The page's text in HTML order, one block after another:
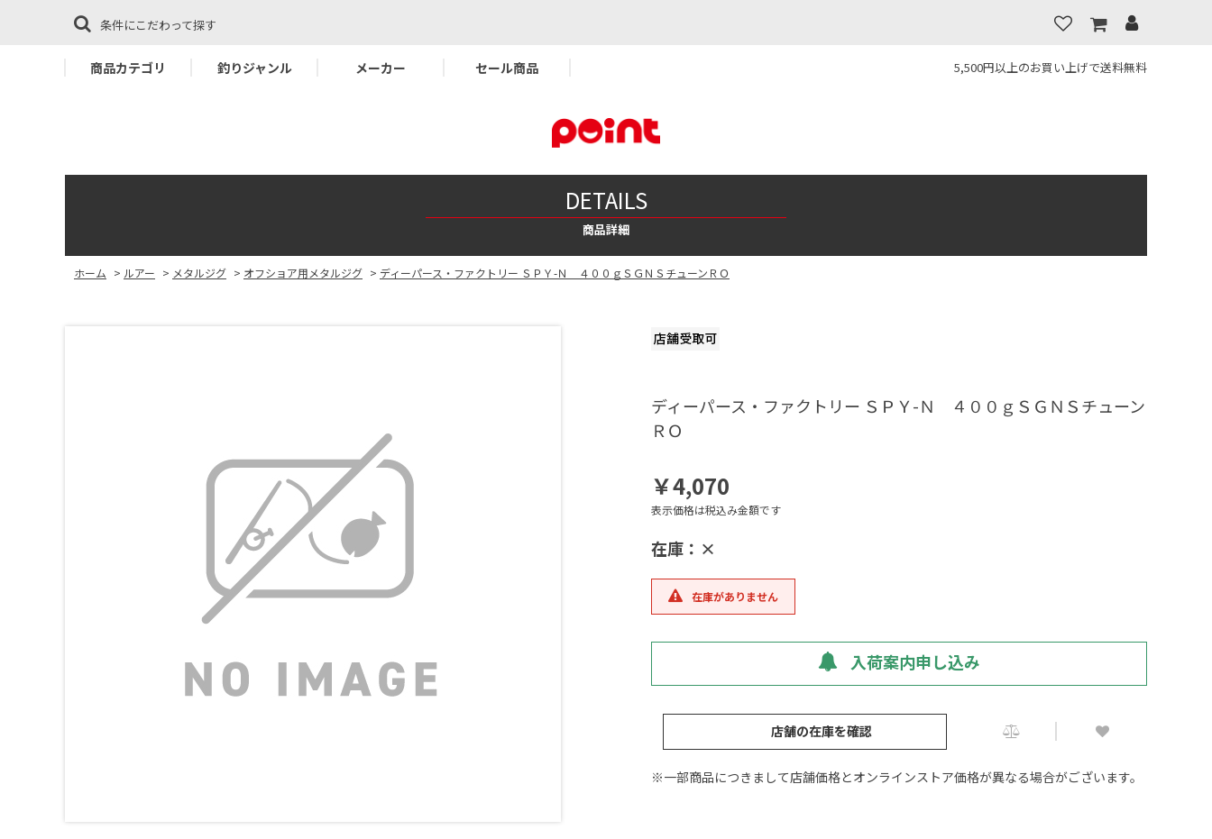
条件にこだわって探す
商品カテゴリ 釣りジャンル メーカー セール商品 5,500円以上のお買い上げで送料無料
DETAILS
商品詳細
ホーム > ルアー > メタルジグ > オフショア用メタルジグ > ディーパース・ファクトリー ＳＰＹ-Ｎ ４００ｇＳＧＮＳチューンＲＯ
ディーパース・ファクトリー ＳＰＹ-Ｎ ４００ｇＳＧＮＳチューン
ＲＯ
￥4,070
表示価格は税込み金額です
在庫：×
在庫がありません
入荷案内申し込み
店舗の在庫を確認
※一部商品につきまして店舗価格とオンラインストア価格が異なる場合がございます。